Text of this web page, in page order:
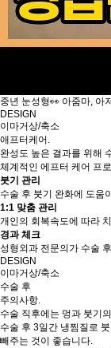
중년 눈성형👀 아줌마, 아
DESIGN
이마거상/축소
애프터케어.
완성도 높은 결과를 위해
체계적인 에프터 케어 프
붓기 관리
수술 후 붓기 완화에 도움
1:1 맞춤 관리
개인의 회복속도에 따라
경과 체크
성형외과 전문의가 수술
DESIGN
이마거상/축소
수술 후
주의사항.
수술 직후에는 멍과 붓기
수술 후 3일간 냉찜질로
빼주는 것이 좋습니다.